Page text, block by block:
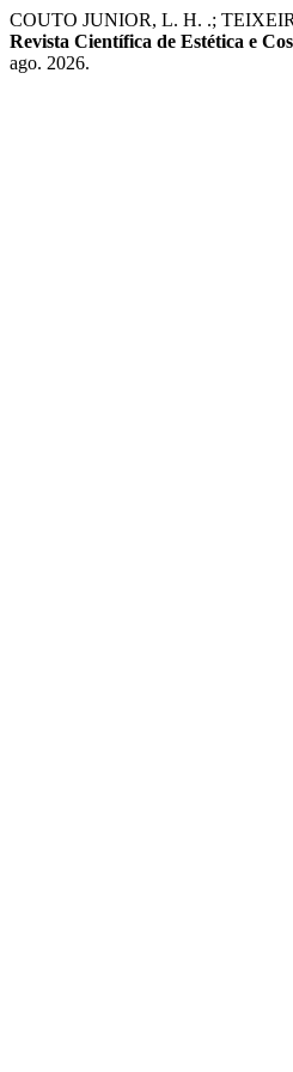
COUTO JUNIOR, L. H. .;
Revista Científica de Estética e
ago. 2026.